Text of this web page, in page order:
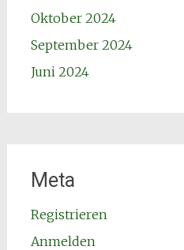
Oktober 2024
September 2024
Juni 2024
Meta
Registrieren
Anmelden